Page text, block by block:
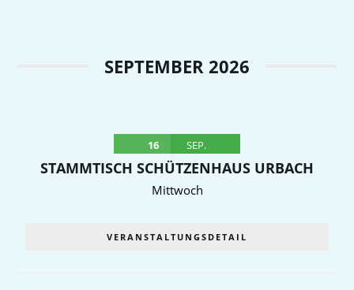
SEPTEMBER 2026
16 SEP.
STAMMTISCH SCHÜTZENHAUS URBACH
Mittwoch
VERANSTALTUNGSDETAIL